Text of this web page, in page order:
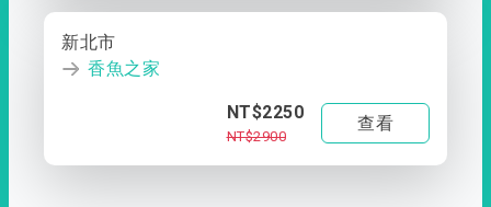
新北市
香魚之家
NT$2250
NT$2900
查看